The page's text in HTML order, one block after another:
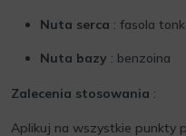
Nuta serca : fasola
Nuta bazy : benzoina
Zalecenia stosowania :
Aplikuj na wszystkie punkty